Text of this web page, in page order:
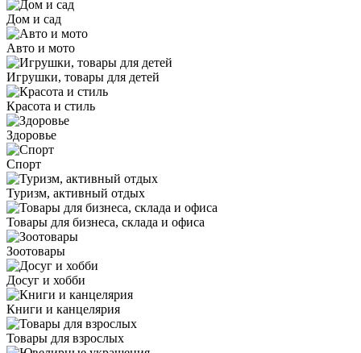
Дом и сад
Авто и мото
Игрушки, товары для детей
Красота и стиль
Здоровье
Спорт
Туризм, активный отдых
Товары для бизнеса, склада и офиса
Зоотовары
Досуг и хобби
Книги и канцелярия
Товары для взрослых